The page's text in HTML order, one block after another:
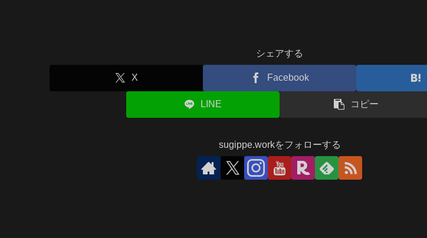
シェアする
X Facebook
LINE コピー
sugippe.workをフォローする